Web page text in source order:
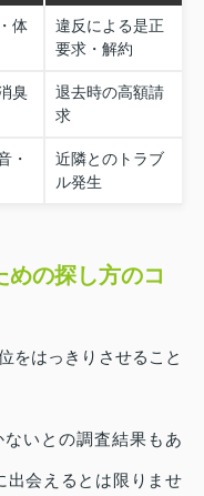
体
違反による是正
要求・解約
臭
退去時の高額請
求
・
近隣とのトラブ
ル発生
めの探し方のコ
をはっきりさせること
いとの調査結果もあ
出会えるとは限りませ